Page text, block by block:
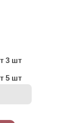
3 шт
5 шт